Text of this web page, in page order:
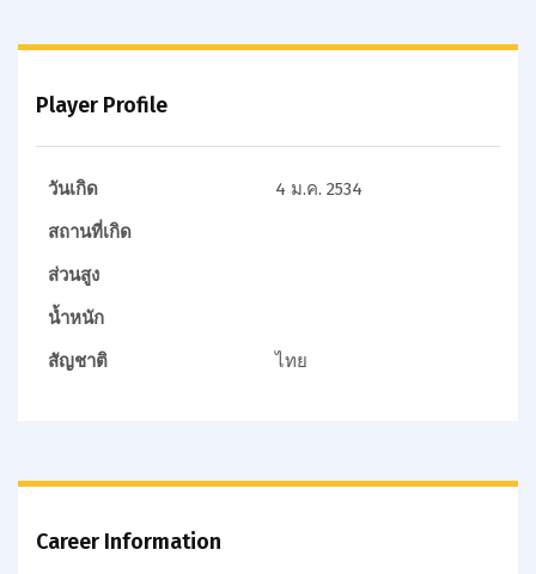
Player Profile
วันเกิด
4 ม.ค. 2534
สถานที่เกิด
ส่วนสูง
น้ำหนัก
สัญชาติ
ไทย
Career Information